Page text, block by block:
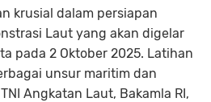
krusial dalam persiapan
Laut yang akan digelar
pada 2 Oktober 2025. Latihan
unsur maritim dan
Angkatan Laut, Bakamla RI,